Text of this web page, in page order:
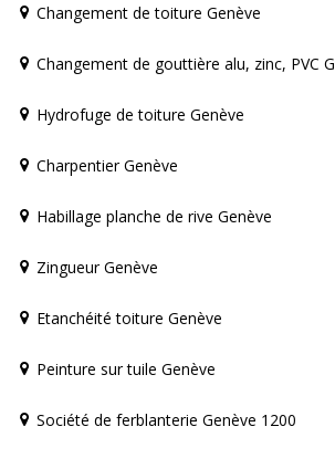
Changement de toiture Genève
Changement de gouttière alu, zinc, PVC
Hydrofuge de toiture Genève
Charpentier Genève
Habillage planche de rive Genève
Zingueur Genève
Etanchéité toiture Genève
Peinture sur tuile Genève
Société de ferblanterie Genève 1200